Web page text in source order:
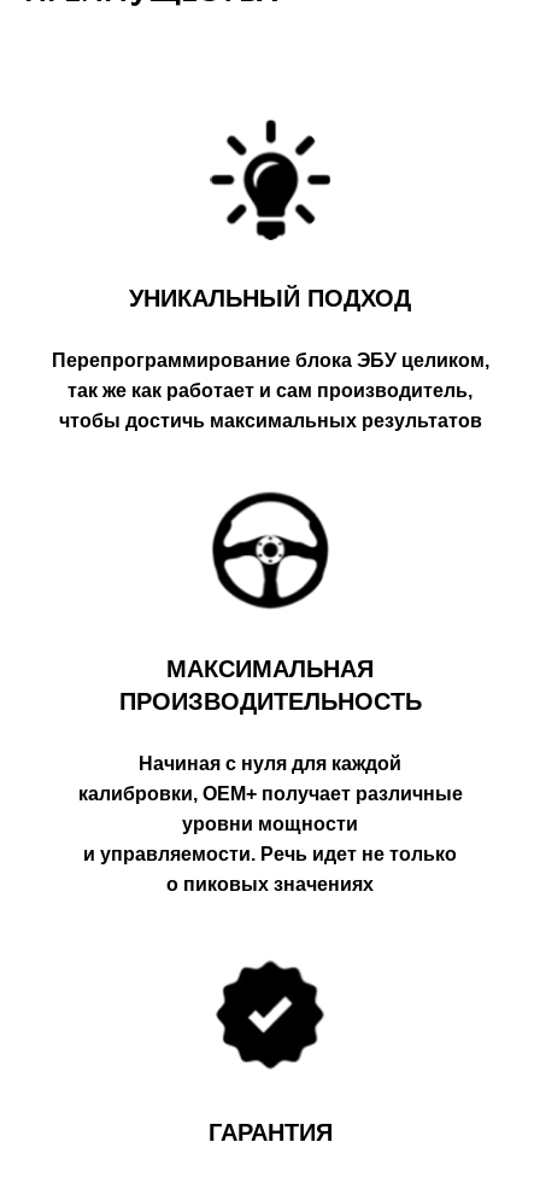
УНИКАЛЬНЫЙ ПОДХОД
Перепрограммирование блока ЭБУ целиком,
так же как работает и сам производитель,
чтобы достичь максимальных результатов
МАКСИМАЛЬНАЯ
ПРОИЗВОДИТЕЛЬНОСТЬ
Начиная с нуля для каждой
калибровки, OEM+ получает различные
уровни мощности
и управляемости. Речь идет не только
о пиковых значениях
ГАРАНТИЯ